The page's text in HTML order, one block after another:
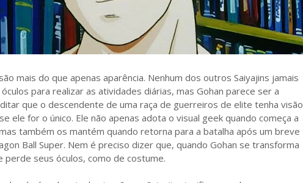
mais do que apenas aparência. Nenhum dos outros Saiyajins jamais
para realizar as atividades diárias, mas Gohan parece ser a
que o descendente de uma raça de guerreiros de elite tenha visão
ele for o único. Ele não apenas adota o visual geek quando começa a
também os mantém quando retorna para a batalha após um breve
Ball Super. Nem é preciso dizer que, quando Gohan se transforma
perde seus óculos, como de costume.